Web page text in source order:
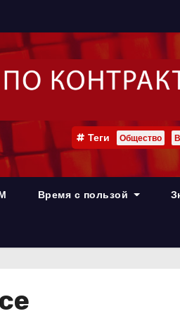
Теги Общество
Время с пользой